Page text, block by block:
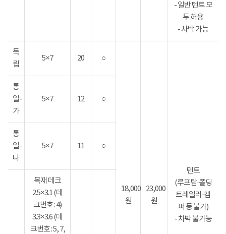
- 일반 텐트 모
두 허용
- 차박 가능
독
립
5×7 20 ○
18,000
원
23,000
원
텐트
(루프탑·폴딩
트레일러·캠
퍼 등 불가)
- 차박 불가능
통
일-
가
5×7 12 ○
통
일-
나
5×7 11 ○
목재 데크
2.5×3.1 (데
크번호 : 4)
3.3×3.6 (데
크번호 : 5, 7,